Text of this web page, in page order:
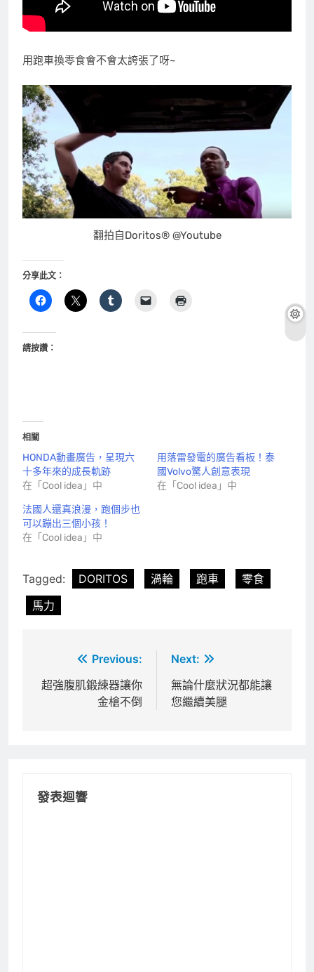
用跑車換零食會不會太誇張了呀~
翻拍自Doritos® @Youtube
分享此文：
請按讚：
相關
HONDA動畫廣告，呈現六
十多年來的成長軌跡
在「Cool idea」中
用落雷發電的廣告看板！泰
國Volvo驚人創意表現
在「Cool idea」中
法國人還真浪漫，跑個步也
可以蹦出三個小孩！
在「Cool idea」中
Tagged: DORITOS 渦輪 跑車
零食
馬力
章
Previous:
超強腹肌鍛練器讓你
金槍不倒
Next:
無論什麼狀況都能讓
您繼續美腿
發表迴響